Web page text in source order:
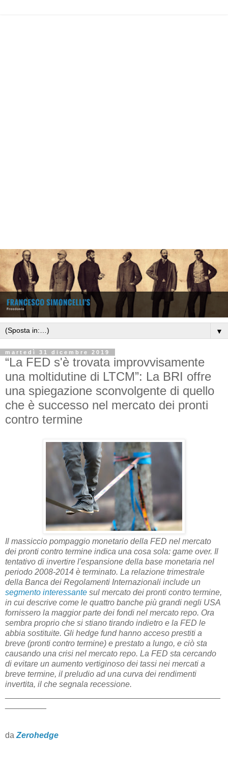
▼
martedì 31 dicembre 2019
“La FED s'è trovata improvvisamente
una moltidutine di LTCM”: La BRI offre
una spiegazione sconvolgente di quello
che è successo nel mercato dei pronti
contro termine
Il massiccio pompaggio monetario della FED nel mercato
dei pronti contro termine indica una cosa sola: game over. Il
tentativo di invertire l'espansione della base monetaria nel
periodo 2008-2014 è terminato. La relazione trimestrale
della Banca dei Regolamenti Internazionali include un
segmento interessante sul mercato dei pronti contro termine,
in cui descrive come le quattro banche più grandi negli USA
fornissero la maggior parte dei fondi nel mercato repo. Ora
sembra proprio che si stiano tirando indietro e la FED le
abbia sostituite. Gli hedge fund hanno acceso prestiti a
breve (pronti contro termine) e prestato a lungo, e ciò sta
causando una crisi nel mercato repo. La FED sta cercando
di evitare un aumento vertiginoso dei tassi nei mercati a
breve termine, il preludio ad una curva dei rendimenti
invertita, il che segnala recessione.
da Zerohedge